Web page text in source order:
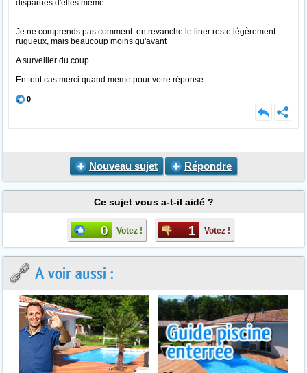
disparues d'elles meme.
Je ne comprends pas comment. en revanche le liner reste légèrement
rugueux, mais beaucoup moins qu'avant
A surveiller du coup.
En tout cas merci quand meme pour votre réponse.
0
Nouveau sujet Répondre
Ce sujet vous a-t-il aidé ?
0 Votez ! 1 Votez !
A voir aussi :